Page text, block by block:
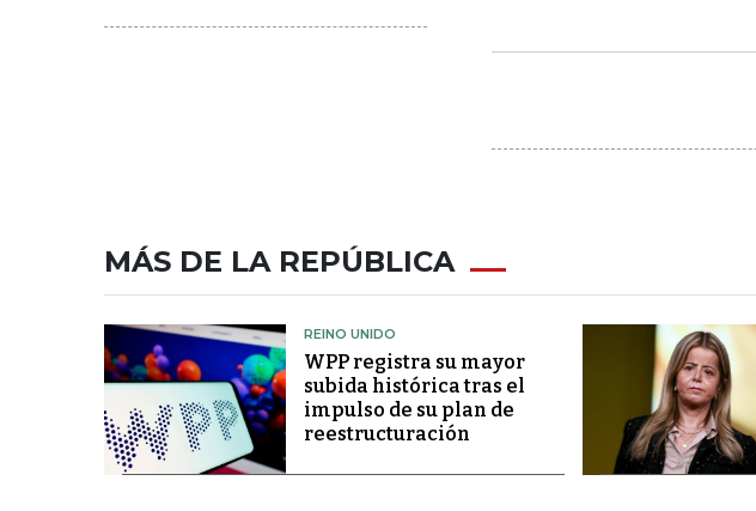
MÁS DE LA REPÚBLICA
REINO UNIDO
WPP registra su mayor
subida histórica tras el
impulso de su plan de
reestructuración